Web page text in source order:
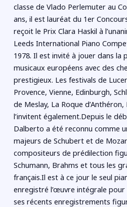
classe de Vlado Perlemuter au
ans, il est lauréat du 1er
reçoit le Prix Clara Haskil à
Leeds International Piano
1978. Il est invité à jouer dans la
musicaux européens avec des
prestigieux. Les festivals de
Provence, Vienne, Edinburgh,
de Meslay, La Roque
l’invitent également.Depuis le
Dalberto a été reconnu comme
majeurs de Schubert et de
compositeurs de prédilection
Schumann, Brahms et tous les
français.Il est à ce jour le seul
enregistré l’œuvre intégrale pour
ses récents enregistrements